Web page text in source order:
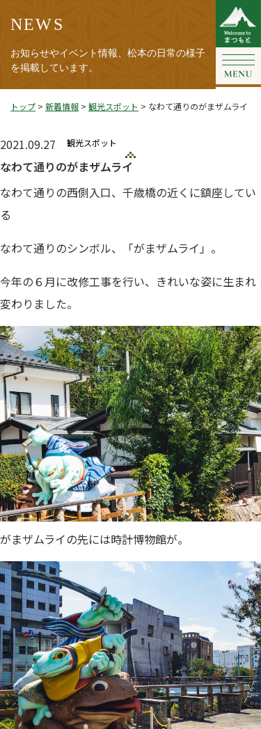
NEWS
お知らせやイベント情報、松本の日常の様子
を掲載しています。
トップ > 新着情報 > 観光スポット > なわて通りのがまザムライ
2021.09.27 観光スポット
なわて通りのがまザムライ
なわて通りの西側入口、千歳橋の近くに鎮座してい
る
なわて通りのシンボル、「がまザムライ」。
今年の６月に改修工事を行い、きれいな姿に生まれ
変わりました。
がまザムライの先には時計博物館が。